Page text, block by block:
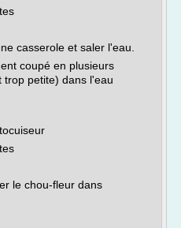
casserole et saler l'eau.
coupé en plusieurs
trop petite) dans l'eau
le chou-fleur dans